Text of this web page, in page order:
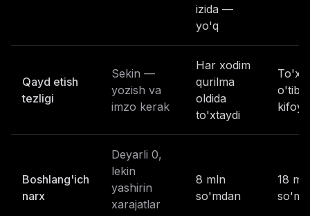
izida —
yo'q
Qayd etish
tezligi
Sekin —
yozish va
imzo kerak
Har xodim
qurilma
oldida
to'xtaydi
o'tib
kifoya
Boshlang'ich
narx
Deyarli 0,
lekin
yashirin
xarajatlar
8 mln
so'mdan
18